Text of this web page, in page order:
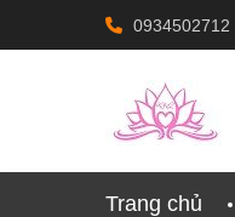
0934502712
Trang chủ